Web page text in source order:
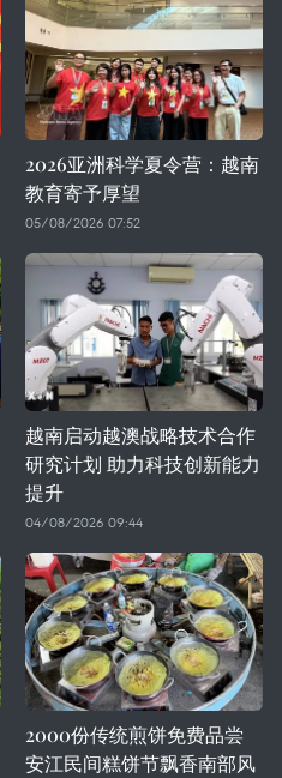
2026亚洲科学夏令营：越南
教育寄予厚望
05/08/2026 07:52
越南启动越澳战略技术合作
研究计划 助力科技创新能力
提升
04/08/2026 09:44
2000份传统煎饼免费品尝
安江民间糕饼节飘香南部风